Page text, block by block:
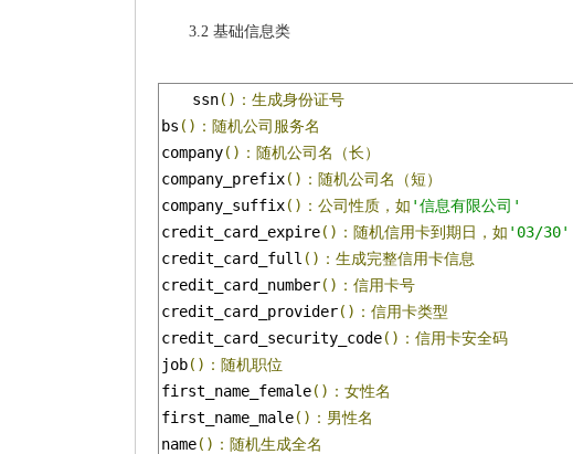
3.2 基础信息类
ssn()：生成身份证号
bs ()：随机公司服务名
company()：随机公司名（长）
company_prefix()：随机公司名（短）
company_suffix()：公司性质，如 '信息有限公司'
credit_card_expire()：随机信用卡到期日，如 '03/30'
credit_card_full ()：生成完整信用卡信息
credit_card_number()：信用卡号
credit_card_provider()：信用卡类型
credit_card_security_code()：信用卡安全码
job()：随机职位
first_name_female()：女性名
first_name_male()：男性名
name()：随机生成全名